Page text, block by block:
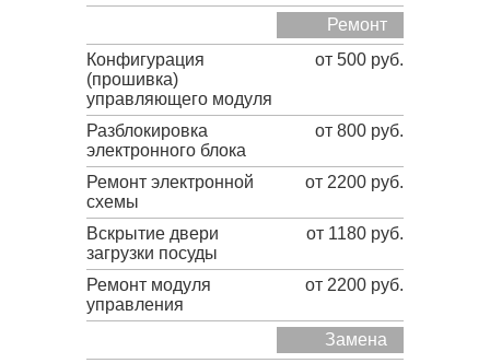
Ремонт
Конфигурация
(прошивка)
управляющего модуля
от 500 руб.
Разблокировка
электронного блока
от 800 руб.
Ремонт электронной
схемы
от 2200 руб.
Вскрытие двери
загрузки посуды
от 1180 руб.
Ремонт модуля
управления
от 2200 руб.
Замена